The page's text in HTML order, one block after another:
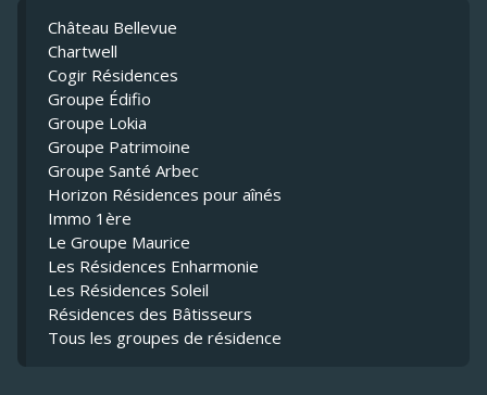
Château Bellevue
Chartwell
Cogir Résidences
Groupe Édifio
Groupe Lokia
Groupe Patrimoine
Groupe Santé Arbec
Horizon Résidences pour aînés
Immo 1ère
Le Groupe Maurice
Les Résidences Enharmonie
Les Résidences Soleil
Résidences des Bâtisseurs
Tous les groupes de résidence